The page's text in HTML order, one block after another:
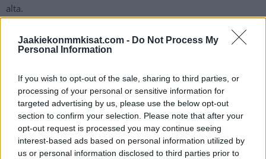
Jaakiekonmmkisat.com - Do Not Process My
Personal Information
If you wish to opt-out of the sale, sharing to third parties, or
processing of your personal or sensitive information for
targeted advertising by us, please use the below opt-out
section to confirm your selection. Please note that after your
opt-out request is processed you may continue seeing
interest-based ads based on personal information utilized by
us or personal information disclosed to third parties prior to
alta.
https://twitter.com/Tipos_extraliga/status/144724474158266
7778
Jos twiitti ei näy laitteellasi voit katsoa sen suoraan Twitteristä
Kaarlehdon edustamaa Duklaa valmentaa suomalaisluotsi
Tomek Valtonen. Joukkueessa pelaavat suomalaisista myös
mm.Janne KeränenjaAntti Erkinjuntti.